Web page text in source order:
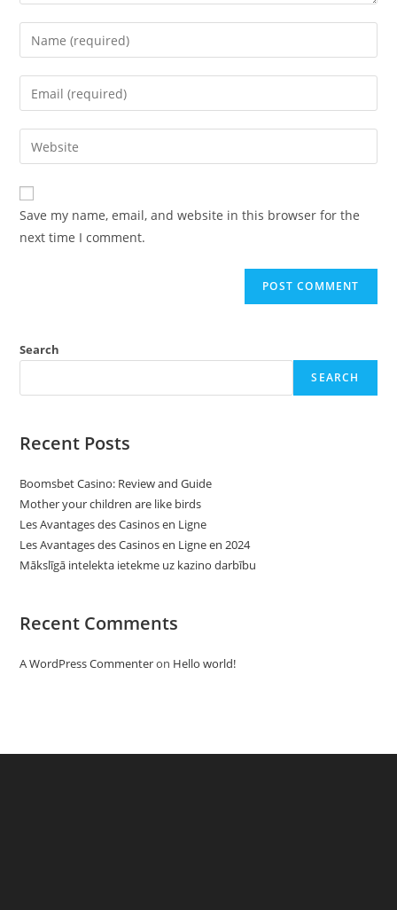
Enter
your
name
comment
Enter
your
email
address
comment
Enter
your
website
URL
(optional)
Save my name, email, and website in this browser for the
next time I comment.
Search
SEARCH
Recent Posts
Boomsbet Casino: Review and Guide
Mother your children are like birds
Les Avantages des Casinos en Ligne
Les Avantages des Casinos en Ligne en 2024
Mākslīgā intelekta ietekme uz kazino darbību
Recent Comments
A WordPress Commenteron Hello world!